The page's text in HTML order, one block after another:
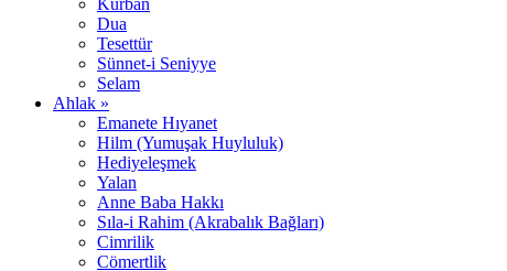
Kurban
Dua
Tesettür
Sünnet-i Seniyye
Selam
Ahlak »
Emanete Hıyanet
Hilm (Yumuşak Huyluluk)
Hediyeleşmek
Yalan
Anne Baba Hakkı
Sıla-i Rahim (Akrabalık Bağları)
Cimrilik
Cömertlik